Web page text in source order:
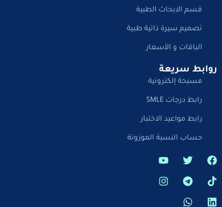
قسم الابحاث الطبية
تصميم سيرة ذاتية طبية
الباقات و الأسعار
روابط سريعة
مسبحة إلكترونية
رابط درجات SMLE
رابط مواعيد الاختبار
حساب النسبة الموزونة